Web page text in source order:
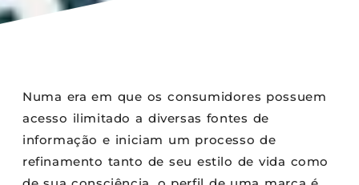
Numa era em que os consumidores possuem
acesso ilimitado a diversas fontes de
informação e iniciam um processo de
refinamento tanto de seu estilo de vida como